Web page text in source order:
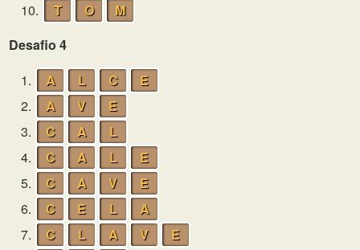
10.
T O
M
Desafio 4
1.
A L C
E
2.
A V
E
3.
C A
L
4.
C A L
E
5.
C A V
E
6.
C E L
A
7.
C L A V
E